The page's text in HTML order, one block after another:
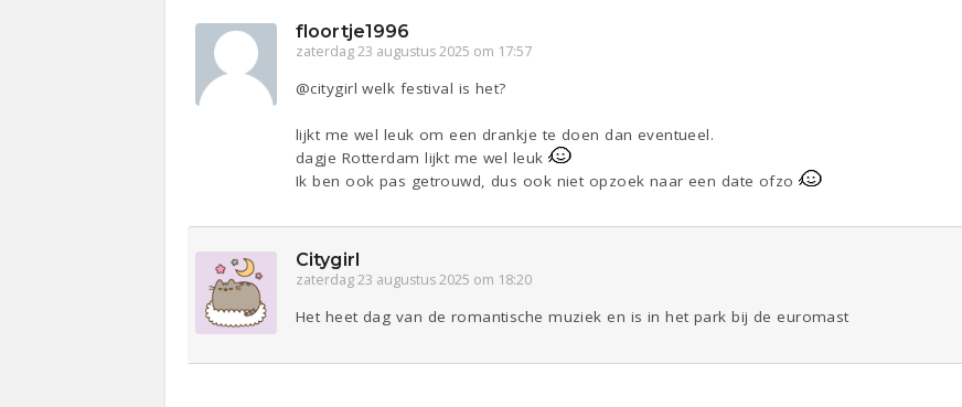
floortje1996
zaterdag 23 augustus 2025 om 17:57
@citygirl welk festival is het?
lijkt me wel leuk om een drankje te doen dan eventueel.
dagje Rotterdam lijkt me wel leuk
Ik ben ook pas getrouwd, dus ook niet opzoek naar een date ofzo
Citygirl
zaterdag 23 augustus 2025 om 18:20
Het heet dag van de romantische muziek en is in het park bij de euromast